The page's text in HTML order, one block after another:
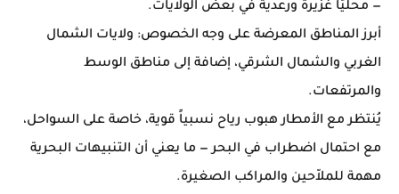
— محليًا غزيرة ورعدية في بعض الولايات.
أبرز المناطق المعرضة على وجه الخصوص: ولايات الشمال
الغربي والشمال الشرقي، إضافة إلى مناطق الوسط
والمرتفعات.
يُنتظر مع الأمطار هبوب رياح نسبياً قوية، خاصة على السواحل،
مع احتمال اضطراب في البحر — ما يعني أن التنبيهات البحرية
مهمة للملاّحين والمراكب الصغيرة.